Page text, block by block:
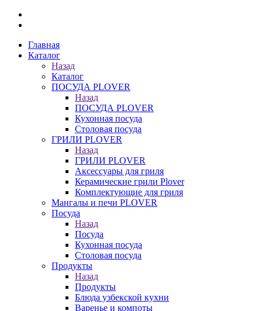
Главная
Каталог
Назад
Каталог
ПОСУДА PLOVER
Назад
ПОСУДА PLOVER
Кухонная посуда
Столовая посуда
ГРИЛИ PLOVER
Назад
ГРИЛИ PLOVER
Аксессуары для гриля
Керамические грили Plover
Комплектующие для гриля
Мангалы и печи PLOVER
Посуда
Назад
Посуда
Кухонная посуда
Столовая посуда
Продукты
Назад
Продукты
Блюда узбекской кухни
Варенье и компоты